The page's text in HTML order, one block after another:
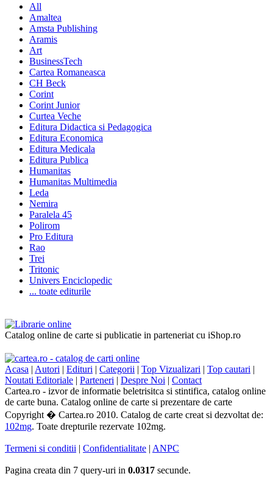
All
Amaltea
Amsta Publishing
Aramis
Art
BusinessTech
Cartea Romaneasca
CH Beck
Corint
Corint Junior
Curtea Veche
Editura Didactica si Pedagogica
Editura Economica
Editura Medicala
Editura Publica
Humanitas
Humanitas Multimedia
Leda
Nemira
Paralela 45
Polirom
Pro Editura
Rao
Trei
Tritonic
Univers Enciclopedic
... toate editurile
Catalog online de carte si publicatie in parteneriat cu iShop.ro
Acasa | Autori | Edituri | Categorii | Top Vizualizari | Top cautari |
Noutati Editoriale | Parteneri | Despre Noi | Contact
Cartea.ro - izvor de informatie beletrisitca si stintifica, catalog online
de carte buna. Catalog online de carte si prezentare de carte
Copyright � Cartea.ro 2010. Catalog de carte creat si dezvoltat de:
102mg. Toate drepturile rezervate 102mg.
Termeni si conditii | Confidentialitate | ANPC
Pagina creata din 7 query-uri in 0.0317 secunde.